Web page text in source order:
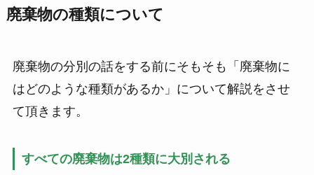
廃棄物の種類について
廃棄物の分別の話をする前にそもそも「廃棄物に
はどのような種類があるか」について解説をさせ
て頂きます。
すべての廃棄物は2種類に大別される